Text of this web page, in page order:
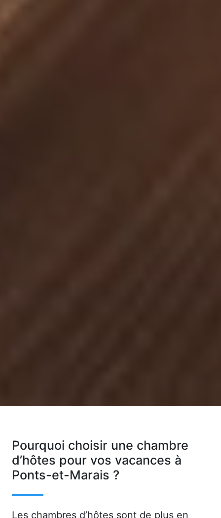
Pourquoi choisir une chambre
d’hôtes pour vos vacances à
Ponts-et-Marais ?
Les chambres d’hôtes sont de plus en